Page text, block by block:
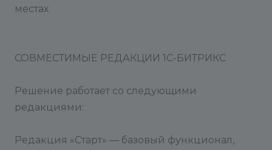
местах
СОВМЕСТИМЫЕ РЕДАКЦИИ 1С-БИТРИКС
Решение работает со следующими
редакциями:
Редакция «Старт» — базовый функционал,